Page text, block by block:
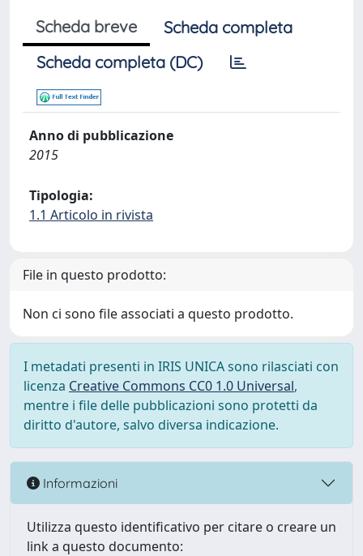
Scheda breve
Scheda completa
Scheda completa (DC)
Anno di pubblicazione
2015
Tipologia:
1.1 Articolo in rivista
File in questo prodotto:
Non ci sono file associati a questo prodotto.
I metadati presenti in IRIS UNICA sono rilasciati con
licenza Creative Commons CC0 1.0 Universal,
mentre i file delle pubblicazioni sono protetti da
diritto d'autore, salvo diversa indicazione.
Informazioni
Utilizza questo identificativo per citare o creare un
link a questo documento: